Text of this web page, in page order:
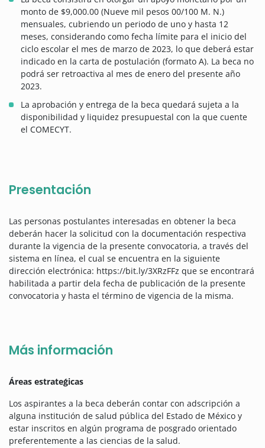
monto de $9,000.00 (Nueve mil pesos 00/100 M. N.)
mensuales, cubriendo un periodo de uno y hasta 12
meses, considerando como fecha límite para el inicio del
ciclo escolar el mes de marzo de 2023, lo que deberá estar
indicado en la carta de postulación (formato A). La beca no
podrá ser retroactiva al mes de enero del presente año
2023.
La aprobación y entrega de la beca quedará sujeta a la
disponibilidad y liquidez presupuestal con la que cuente
el COMECYT.
Presentación
Las personas postulantes interesadas en obtener la beca
deberán hacer la solicitud con la documentación respectiva
durante la vigencia de la presente convocatoria, a través del
sistema en línea, el cual se encuentra en la siguiente
dirección electrónica: https://bit.ly/3XRzFFz que se encontrará
habilitada a partir dela fecha de publicación de la presente
convocatoria y hasta el término de vigencia de la misma.
Más información
Áreas estrateǵicas
Los aspirantes a la beca deberán contar con adscripción a
alguna institución de salud pública del Estado de México y
estar inscritos en algún programa de posgrado orientado
preferentemente a las ciencias de la salud.